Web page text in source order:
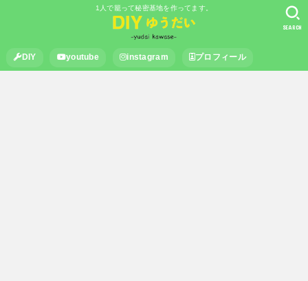
1人で籠って秘密基地を作ってます。
DIY youtube instagram プロフィール
SEARCH